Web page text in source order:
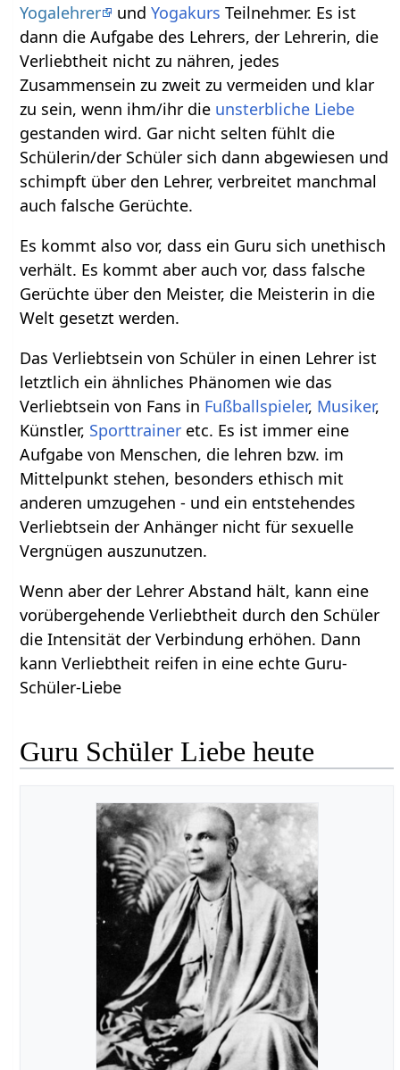
Yogalehrer
undYogakurs Teilnehmer. Es ist
dann die Aufgabe des Lehrers, der Lehrerin, die
Verliebtheit nicht zu nähren, jedes
Zusammensein zu zweit zu vermeiden und klar
zu sein, wenn ihm/ihr die unsterbliche Liebe
gestanden wird. Gar nicht selten fühlt die
Schülerin/der Schüler sich dann abgewiesen und
schimpft über den Lehrer, verbreitet manchmal
auch falsche Gerüchte.
Es kommt also vor, dass ein Guru sich unethisch
verhält. Es kommt aber auch vor, dass falsche
Gerüchte über den Meister, die Meisterin in die
Welt gesetzt werden.
Das Verliebtsein von Schüler in einen Lehrer ist
letztlich ein ähnliches Phänomen wie das
Verliebtsein von Fans in Fußballspieler, Musiker,
Künstler, Sporttrainer etc. Es ist immer eine
Aufgabe von Menschen, die lehren bzw. im
Mittelpunkt stehen, besonders ethisch mit
anderen umzugehen - und ein entstehendes
Verliebtsein der Anhänger nicht für sexuelle
Vergnügen auszunutzen.
Wenn aber der Lehrer Abstand hält, kann eine
vorübergehende Verliebtheit durch den Schüler
die Intensität der Verbindung erhöhen. Dann
kann Verliebtheit reifen in eine echte Guru-
Schüler-Liebe
Guru Schüler Liebe heute